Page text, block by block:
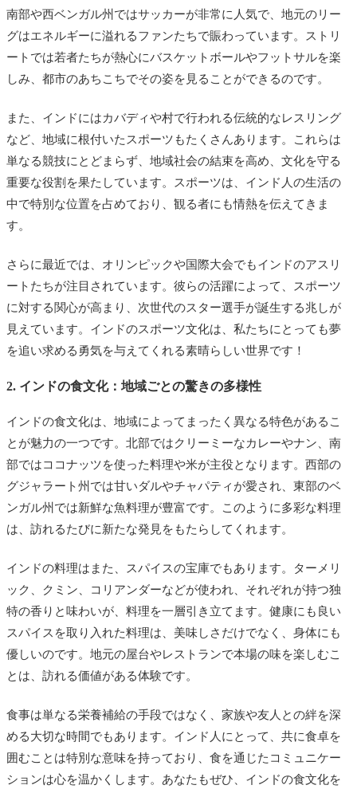
南部や西ベンガル州ではサッカーが非常に人気で、地元のリー
グはエネルギーに溢れるファンたちで賑わっています。ストリ
ートでは若者たちが熱心にバスケットボールやフットサルを楽
しみ、都市のあちこちでその姿を見ることができるのです。
また、インドにはカバディや村で行われる伝統的なレスリング
など、地域に根付いたスポーツもたくさんあります。これらは
単なる競技にとどまらず、地域社会の結束を高め、文化を守る
重要な役割を果たしています。スポーツは、インド人の生活の
中で特別な位置を占めており、観る者にも情熱を伝えてきま
す。
さらに最近では、オリンピックや国際大会でもインドのアスリ
ートたちが注目されています。彼らの活躍によって、スポーツ
に対する関心が高まり、次世代のスター選手が誕生する兆しが
見えています。インドのスポーツ文化は、私たちにとっても夢
を追い求める勇気を与えてくれる素晴らしい世界です！
2. インドの食文化：地域ごとの驚きの多様性
インドの食文化は、地域によってまったく異なる特色があるこ
とが魅力の一つです。北部ではクリーミーなカレーやナン、南
部ではココナッツを使った料理や米が主役となります。西部の
グジャラート州では甘いダルやチャパティが愛され、東部のベ
ンガル州では新鮮な魚料理が豊富です。このように多彩な料理
は、訪れるたびに新たな発見をもたらしてくれます。
インドの料理はまた、スパイスの宝庫でもあります。ターメリ
ック、クミン、コリアンダーなどが使われ、それぞれが持つ独
特の香りと味わいが、料理を一層引き立てます。健康にも良い
スパイスを取り入れた料理は、美味しさだけでなく、身体にも
優しいのです。地元の屋台やレストランで本場の味を楽しむこ
とは、訪れる価値がある体験です。
食事は単なる栄養補給の手段ではなく、家族や友人との絆を深
める大切な時間でもあります。インド人にとって、共に食卓を
囲むことは特別な意味を持っており、食を通じたコミュニケー
ションは心を温かくします。あなたもぜひ、インドの食文化を